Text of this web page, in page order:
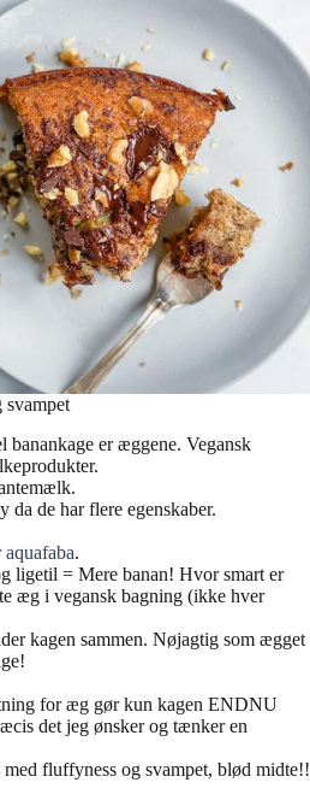
svampet
banankage er æggene. Vegansk
de har flere egenskaber.
aquafaba.
ligetil = Mere banan! Hvor smart er
æg i vegansk bagning (ikke hver
kagen sammen. Nøjagtig som ægget
for æg gør kun kagen ENDNU
det jeg ønsker og tænker en
fluffyness og svampet, blød midte!!